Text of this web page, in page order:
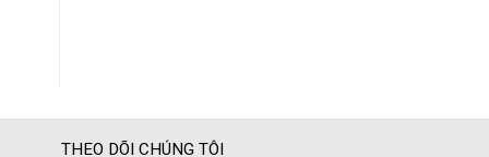
THEO DÕI CHÚNG TÔI